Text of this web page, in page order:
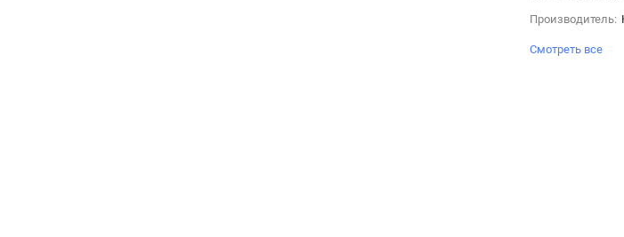
Производитель:
Смотреть все